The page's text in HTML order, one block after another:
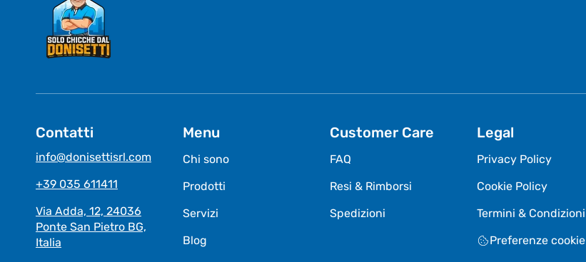
Contatti
info@donisettisrl.com
+39 035 611411
Via Adda, 12, 24036
Ponte San Pietro BG,
Italia
Menu
Chi sono
Prodotti
Servizi
Blog
Customer Care
FAQ
Resi & Rimborsi
Spedizioni
Legal
Privacy Policy
Cookie Policy
Termini & Condizioni
Preferenze cookie